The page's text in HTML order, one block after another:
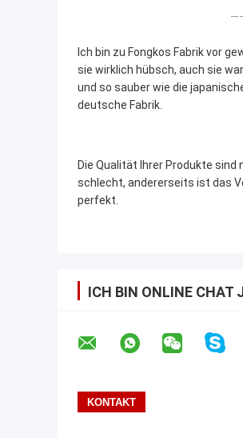
Ich bin zu Fongkos Fabrik vor
sie wirklich hübsch, auch sie
und so sauber wie die
deutsche Fabrik.
Die Qualität Ihrer Produkte sind
schlecht, andererseits ist das
perfekt.
ICH BIN ONLINE CHAT